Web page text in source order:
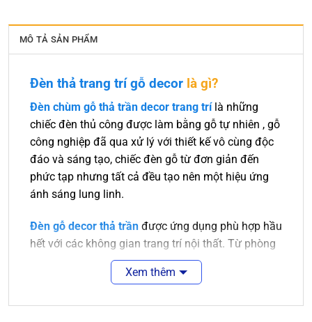
MÔ TẢ SẢN PHẨM
Đèn thả trang trí gỗ decor là gì?
Đèn chùm gỗ thả trần decor trang trí là những
chiếc đèn thủ công được làm bằng gỗ tự nhiên , gỗ
công nghiệp đã qua xử lý với thiết kế vô cùng độc
đáo và sáng tạo, chiếc đèn gỗ từ đơn giản đến
phức tạp nhưng tất cả đều tạo nên một hiệu ứng
ánh sáng lung linh.
Đèn gỗ decor thả trần được ứng dụng phù hợp hầu
hết với các không gian trang trí nội thất. Từ phòng
khách sang trọng đến nhà bếp hay phòng ngủ cần
sự ấm áp thì đều có những chiếc đèn gỗ phù hợp.
Xem thêm